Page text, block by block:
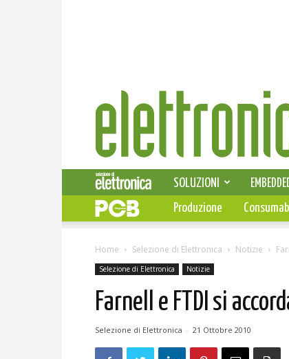
Elettronica
News
SOLUZIONI
Produzione
Home Selezione di Elettronica Notizie
Selezione di Elettronica Notizie
Farnell e FTDI si
Selezione di Elettronica - 21 Ottobre 2010